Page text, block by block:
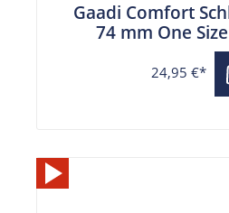
Gaadi Comfort
74 mm One
24,95 €*